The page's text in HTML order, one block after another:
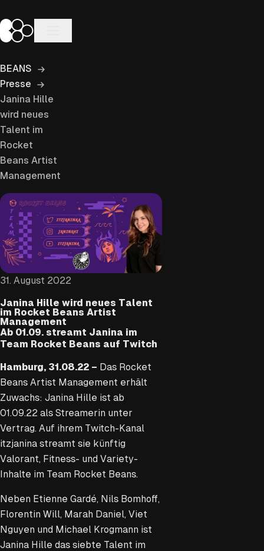
Inhalt
springen
BEANS Entertainment
BEANS
Presse
Janina Hille
wird neues
Talent im
Rocket
Beans Artist
Management
31. August 2022
Janina Hille wird neues Talent
im Rocket Beans Artist
Management
Ab 01.09. streamt Janina im
Team Rocket Beans auf Twitch
Hamburg, 31.08.22 – Das Rocket
Beans Artist Management erhält
Zuwachs: Janina Hille ist ab
01.09.22 als Streamerin unter
Vertrag. Auf ihrem Twitch-Kanal
itzjanina streamt sie künftig
Valorant, Fitness- und Variety-
Inhalte im Team Rocket Beans.
Neben Etienne Gardé, Nils Bomhoff,
Florentin Will, Marah Daniel, Viet
Nguyen und Michael Krogmann ist
Janina Hille das siebte Talent im